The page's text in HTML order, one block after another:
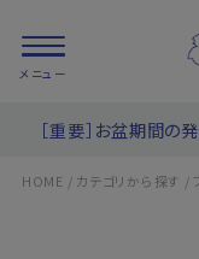
［重要］お盆期間の
HOME / カテゴリから探す /